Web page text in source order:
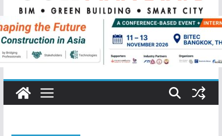
IHG Hotels & Resorts เปิดตัว ฮอลิเดย์ อินน์ เอ็กซ์เพรส
อ่าวนางแห่งแรกในกระบี่